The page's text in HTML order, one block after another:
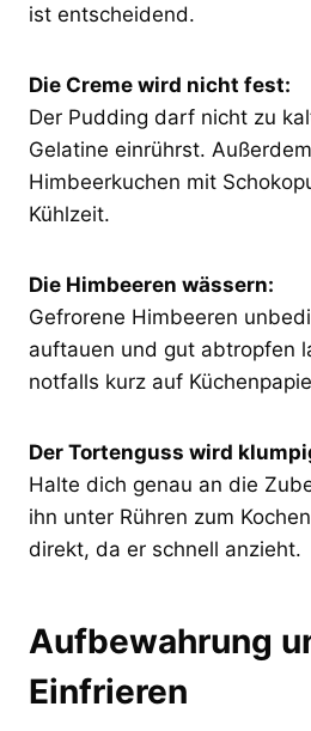
ist entscheidend.
Die Creme wird nicht fest:
Der Pudding darf nicht zu
Gelatine einrührst.
Himbeerkuchen mit
Kühlzeit.
Die Himbeeren wässern:
Gefrorene Himbeeren
auftauen und gut abtropfen
notfalls kurz auf
Der Tortenguss wird
Halte dich genau an die
ihn unter Rühren zum
direkt, da er schnell anzieht.
Aufbewahrung
Einfrieren